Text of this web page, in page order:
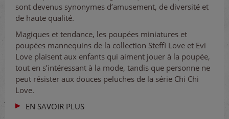
sont devenus synonymes d’amusement, de diversité et
de haute qualité.
Magiques et tendance, les poupées miniatures et
poupées mannequins de la collection Steffi Love et Evi
Love plaisent aux enfants qui aiment jouer à la poupée,
tout en s’intéressant à la mode, tandis que personne ne
peut résister aux douces peluches de la série Chi Chi
Love.
EN SAVOIR PLUS